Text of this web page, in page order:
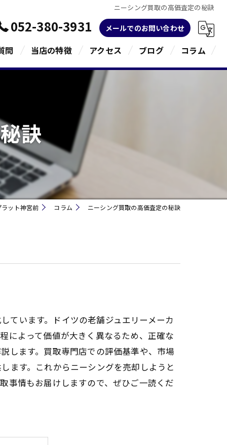
ニーシング買取の高価査定の秘訣
052-380-3931 メールでのお問い合わせ
問 当店の特徴
宝石
貴金属
指輪
アクセス ブログ コラム
訣
ット神宮前 コラム ニーシング買取の高価査定の秘訣
ています。ドイツの老舗ジュエリーメーカ
によって価値が大きく異なるため、正確な
します。買取専門店での評価基準や、市場
ます。これからニーシングを売却しようと
事情もお届けしますので、ぜひご一読くだ